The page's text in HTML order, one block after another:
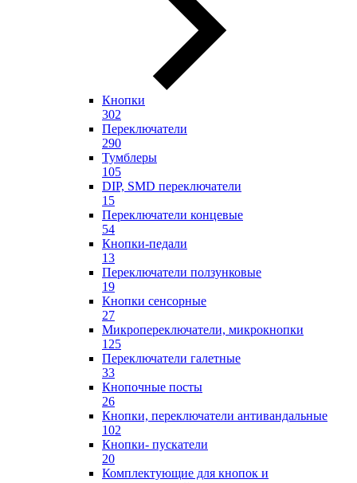
Кнопки
302
Переключатели
290
Тумблеры
105
DIP, SMD переключатели
15
Переключатели концевые
54
Кнопки-педали
13
Переключатели ползунковые
19
Кнопки сенсорные
27
Микропереключатели, микрокнопки
125
Переключатели галетные
33
Кнопочные посты
26
Кнопки, переключатели антивандальные
102
Кнопки- пускатели
20
Комплектующие для кнопок и